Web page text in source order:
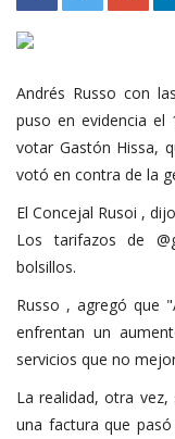
Andrés Russo con
puso en evidencia el
votar Gastón Hissa,
votó en contra de la
El Concejal Rusoi ,
Los tarifazos de
bolsillos.
Russo , agregó que
enfrentan un
servicios que no
La realidad, otra
una factura que